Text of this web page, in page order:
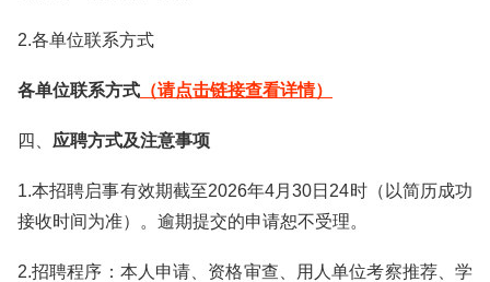
2.各单位联系方式
各单位联系方式 （请点击链接查看详情）
四、 应聘方式及注意事项
1.本招聘启事有效期截至2026年4月30日24时（以简历成功
接收时间为准）。逾期提交的申请恕不受理。
2.招聘程序：本人申请、资格审查、用人单位考察推荐、学